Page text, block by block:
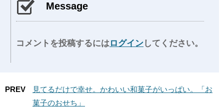
Message
コメントを投稿するにはログインしてください。
PREV
見てるだけで幸せ。かわいい和菓子がいっぱい。「お
菓子のおせち」